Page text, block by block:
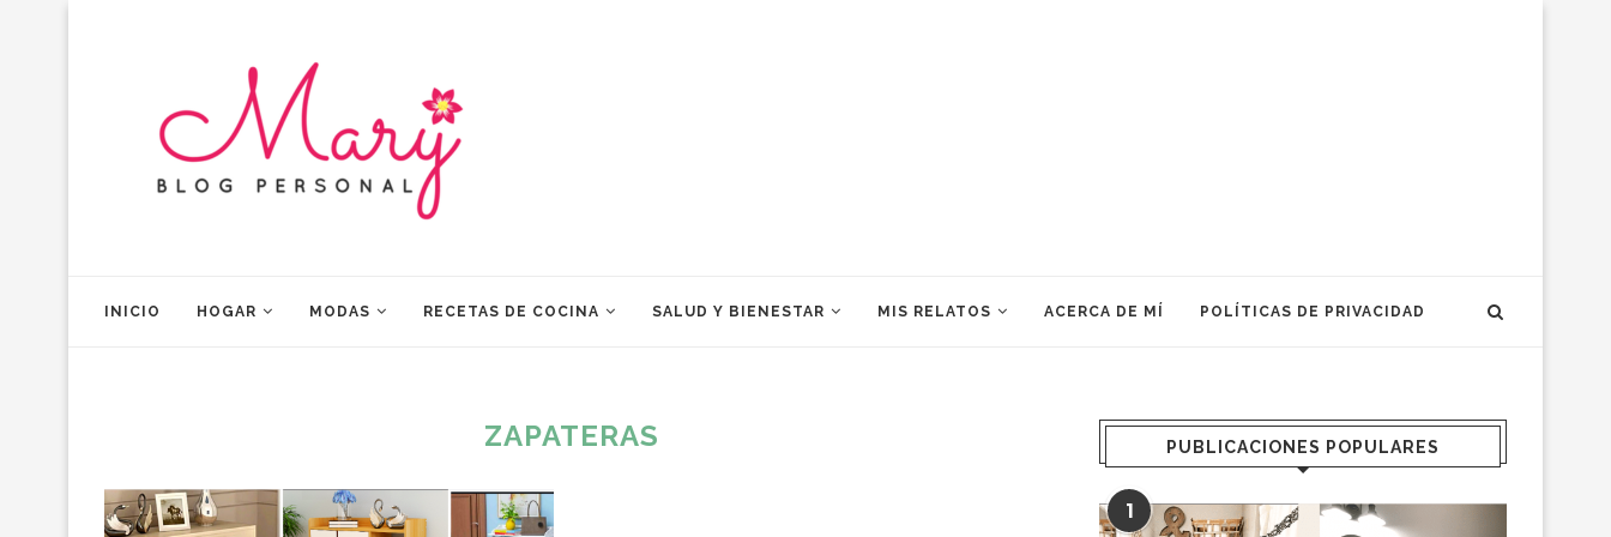
INICIO HOGAR MODAS RECETAS DE COCINA SALUD Y BIENESTAR MIS RELATOS ACERCA DE MÍ POLÍTICAS DE PRIVACIDAD
ZAPATERAS PUBLICACIONES POPULARES
1